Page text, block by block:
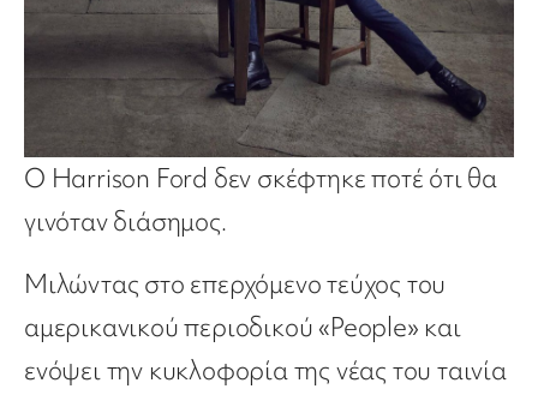
Ο Harrison Ford δεν σκέφτηκε ποτέ ότι θα
γινόταν διάσημος.
Μιλώντας στο επερχόμενο τεύχος του
αμερικανικού περιοδικού «People» και
ενόψει την κυκλοφορία της νέας του ταινία